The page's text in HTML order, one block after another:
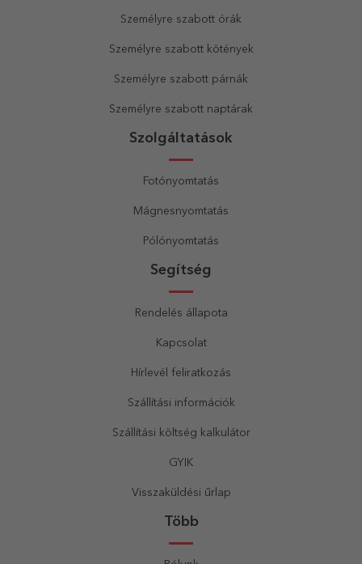
Személyre szabott órák
Személyre szabott kötények
Személyre szabott párnák
Személyre szabott naptárak
Szolgáltatások
Fotónyomtatás
Mágnesnyomtatás
Pólónyomtatás
Segítség
Rendelés állapota
Kapcsolat
Hírlevél feliratkozás
Szállítási információk
Szállítási költség kalkulátor
GYIK
Visszaküldési űrlap
Több